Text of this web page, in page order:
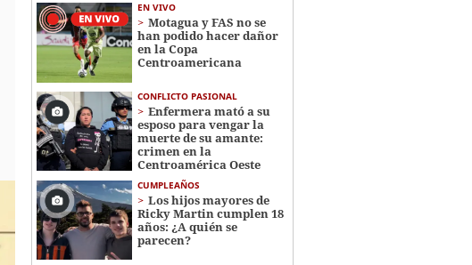
EN VIVO
Motagua y FAS no se
han podido hacer dañor
en la Copa
Centroamericana
CONFLICTO PASIONAL
Enfermera mató a su
esposo para vengar la
muerte de su amante:
crimen en la
Centroamérica Oeste
CUMPLEAÑOS
Los hijos mayores de
Ricky Martin cumplen 18
años: ¿A quién se
parecen?